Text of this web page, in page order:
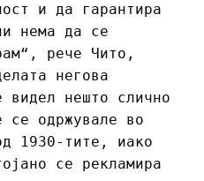
и да гарантира
нема да се
рече Чито,
негова
видел нешто слично
се одржувале во
1930-тите, иако
се рекламира